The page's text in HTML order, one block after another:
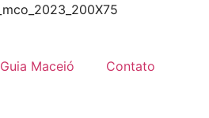
Guia Maceió Contato